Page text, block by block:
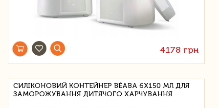
4178 грн
СИЛІКОНОВИЙ КОНТЕЙНЕР BÉABA 6X150 МЛ ДЛЯ
ЗАМОРОЖУВАННЯ ДИТЯЧОГО ХАРЧУВАННЯ